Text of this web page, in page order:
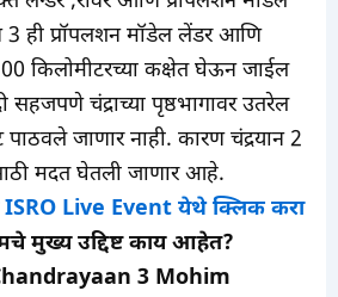
ही प्रॉपलशन मॉडेल लेंडर आणि
किलोमीटरच्या कक्षेत घेऊन जाईल
चंद्राच्या पृष्ठभागावर उतरेल
पाठवले जाणार नाही. कारण चंद्रयान 2
मदत घेतली जाणार आहे.
ISRO Live Event येथे क्लिक करा
मुख्य उद्दिष्ट काय आहेत?
3 Mohim